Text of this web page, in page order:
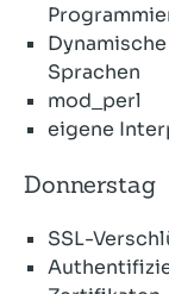
Sprachen
mod_perl
eigene
Donnerstag
SSL-